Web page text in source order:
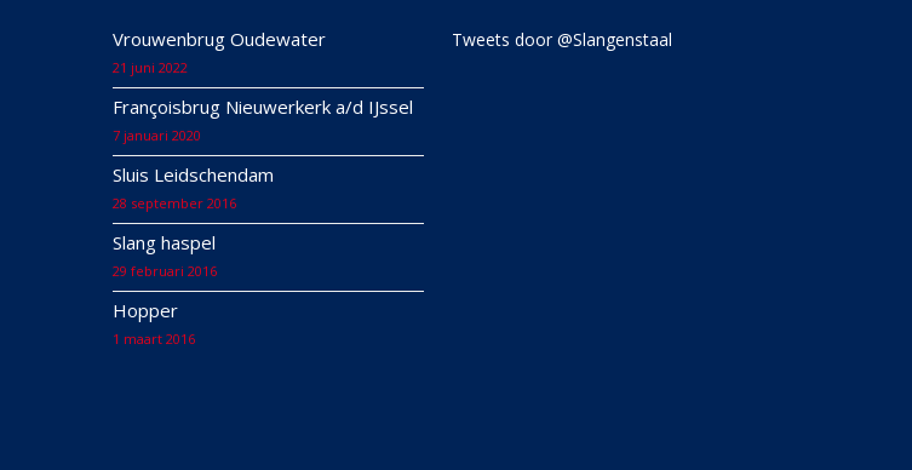
Vrouwenbrug Oudewater
21 juni 2022
Françoisbrug Nieuwerkerk a/d IJssel
7 januari 2020
Sluis Leidschendam
28 september 2016
Slang haspel
29 februari 2016
Hopper
1 maart 2016
Tweets door @Slangenstaal